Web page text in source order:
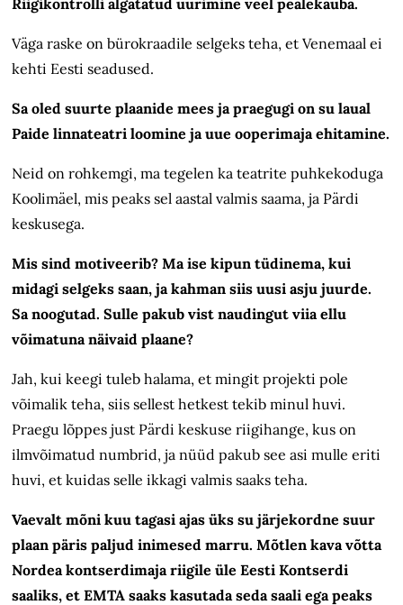
Riigikontrolli algatatud uurimine veel pealekauba.
Väga raske on bürokraadile selgeks teha, et Venemaal ei
kehti Eesti seadused.
Sa oled suurte plaanide mees ja praegugi on su laual
Paide linnateatri loomine ja uue ooperimaja ehitamine.
Neid on rohkemgi, ma tegelen ka teatrite puhkekoduga
Koolimäel, mis peaks sel aastal valmis saama, ja Pärdi
keskusega.
Mis sind motiveerib? Ma ise kipun tüdinema, kui
midagi selgeks saan, ja kahman siis uusi asju juurde.
Sa noogutad. Sulle pakub vist naudingut viia ellu
võimatuna näivaid plaane?
Jah, kui keegi tuleb halama, et mingit projekti pole
võimalik teha, siis sellest hetkest tekib minul huvi.
Praegu lõppes just Pärdi keskuse riigihange, kus on
ilmvõimatud numbrid, ja nüüd pakub see asi mulle eriti
huvi, et kuidas selle ikkagi valmis saaks teha.
Vaevalt mõni kuu tagasi ajas üks su järjekordne suur
plaan päris paljud inimesed marru. Mõtlen kava võtta
Nordea kontserdimaja riigile üle Eesti Kontserdi
saaliks, et EMTA saaks kasutada seda saali ega peaks